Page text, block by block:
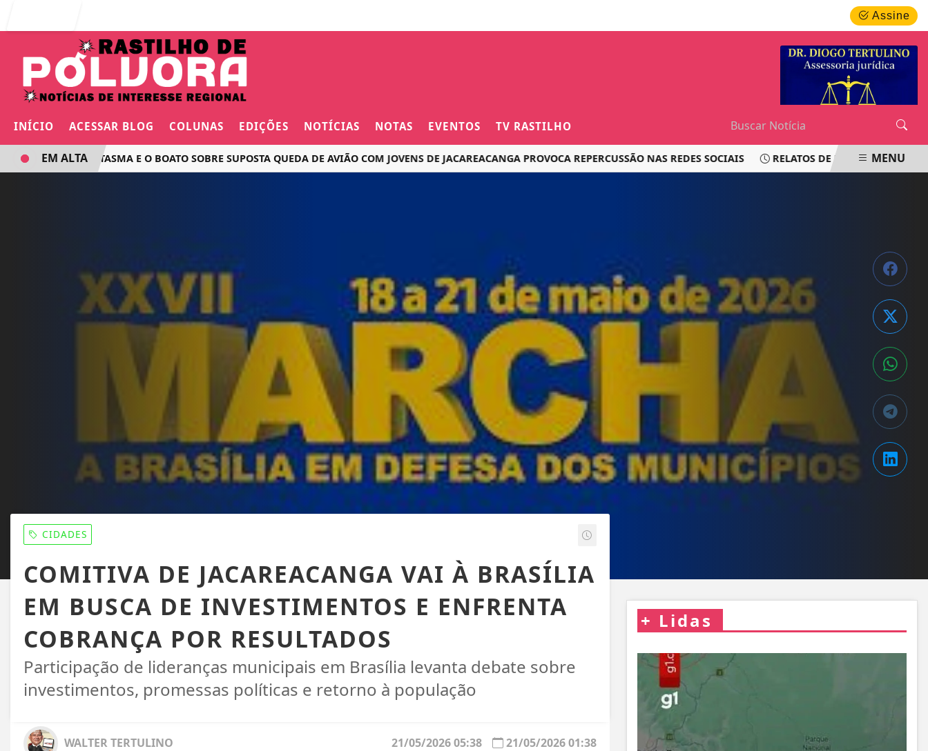
Assine
INÍCIO ACESSAR BLOG COLUNAS EDIÇÕES NOTÍCIAS NOTAS EVENTOS TV RASTILHO
O VOO FANTASMA E O BOATO SOBRE SUPOSTA QUEDA DE AVIÃO COM JOVENS DE JACAREACANGA PROVOCA REPERCUSSÃO NAS REDES SOCIAIS RELATOS DE PASSAGEIROS
EM ALTA MENU
CIDADES
COMITIVA DE JACAREACANGA VAI À BRASÍLIA
EM BUSCA DE INVESTIMENTOS E ENFRENTA
COBRANÇA POR RESULTADOS
Participação de lideranças municipais em Brasília levanta debate sobre
investimentos, promessas políticas e retorno à população
WALTER TERTULINO 21/05/2026 01:38
21/05/2026 05:38
+ Lidas